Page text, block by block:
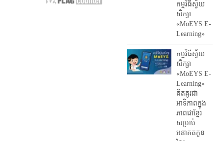
កម្មវិធី​ស្វ័យ
សិក្សា
«MoEYS E-
Learning»
កម្មវិធីស្វ័យ
សិក្សា
«MoEYS E-
Learning»
គិតគូរជា
អាទិភាពក្នុង
ភាពជាខ្មែរ
សម្រាប់
អនាគតកូន